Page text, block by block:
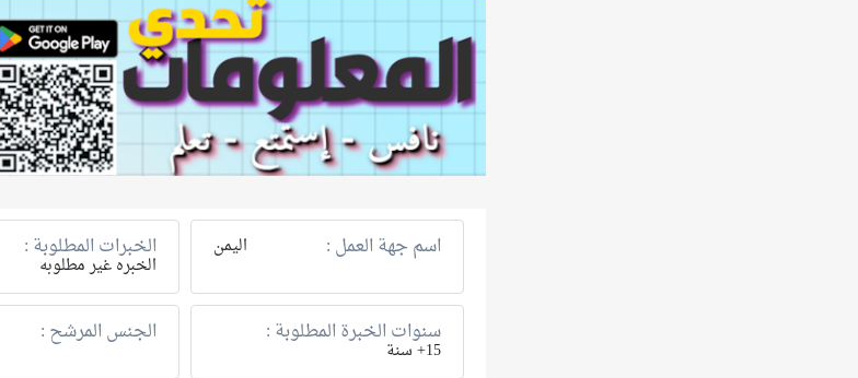
اسم جهة العمل : اليمن الخبرات المطلوبة :
الخبره غير مطلوبه
سنوات الخبرة المطلوبة :
15+ سنة
الجنس المرشح :